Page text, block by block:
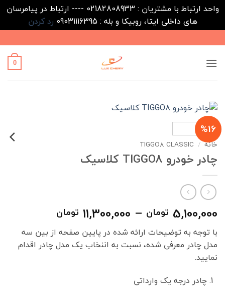
واحد ارتباط با مشتریان : 02182808933 ---- ارتباط در پیامرسان
های داخلی ایتا، روبیکا و بله : 09031116395
رد کردن
to
content
0
%16
خانه /
TIGGO8 CLASSIC
چادر خودرو TIGGO8 کلاسیک
5,100,000 تومان –
11,300,000 تومان
قیمت:
تا
با توجه به توضیحات ارائه شده در پایین صفحه از بین سه
مدل چادر معرفی شده، نسبت به اننخاب یک مدل چادر اقدام
نمایید.
چادر درجه یک وارداتی